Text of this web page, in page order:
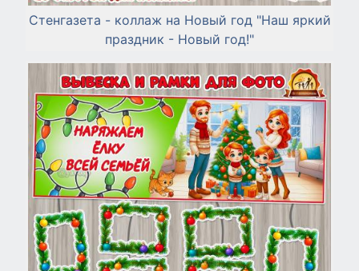
Стенгазета - коллаж на Новый год "Наш яркий
праздник - Новый год!"